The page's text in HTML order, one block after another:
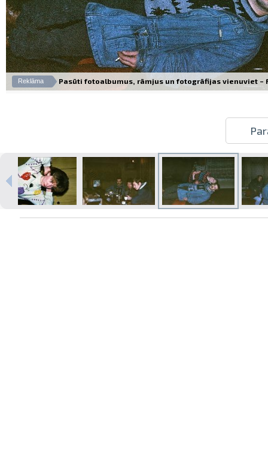
Izdrukas 1h laikā Rīgā – pasūtiet
Reklāma Pasūti fotoalbumus, rāmjus un fotogrāfijas vienuviet –